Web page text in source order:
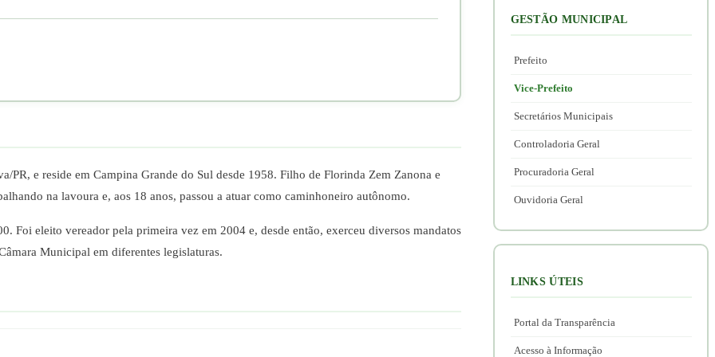
PR, e reside em Campina Grande do Sul desde 1958. Filho de Florinda Zem Zanona e
na lavoura e, aos 18 anos, passou a atuar como caminhoneiro autônomo.
Foi eleito vereador pela primeira vez em 2004 e, desde então, exerceu diversos mandatos
Municipal em diferentes legislaturas.
GESTÃO MUNICIPAL
Prefeito
Vice-Prefeito
Secretários Municipais
Controladoria Geral
Procuradoria Geral
Ouvidoria Geral
LINKS ÚTEIS
Portal da Transparência
Acesso à Informação